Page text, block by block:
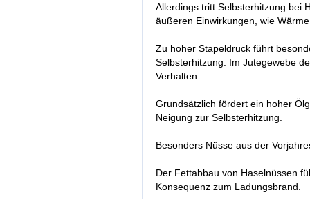
Allerdings tritt Selbsterhitzung bei
äußeren Einwirkungen, wie
Zu hoher Stapeldruck führt
Selbsterhitzung. Im Jutegewebe
Verhalten.
Grundsätzlich fördert ein hoher
Neigung zur Selbsterhitzung.
Besonders Nüsse aus der
Der Fettabbau von Haselnüssen
Konsequenz zum Ladungsbrand.